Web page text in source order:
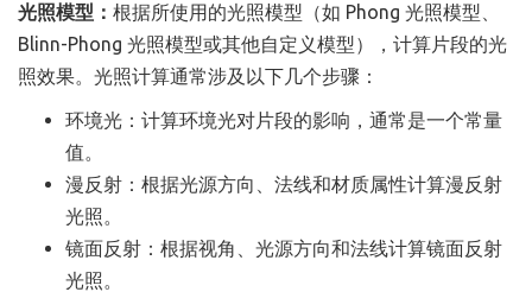
光照模型： 根据所使用的光照模型（如 Phong 光照模型、
Blinn-Phong 光照模型或其他自定义模型），计算片段的光
照效果。光照计算通常涉及以下几个步骤：
环境光：计算环境光对片段的影响，通常是一个常量
值。
漫反射：根据光源方向、法线和材质属性计算漫反射
光照。
镜面反射：根据视角、光源方向和法线计算镜面反射
光照。